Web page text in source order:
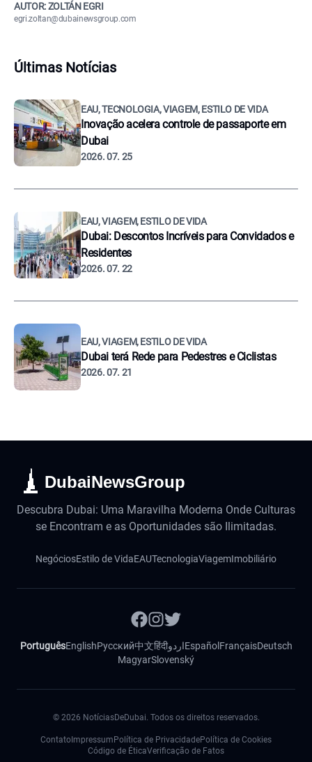
AUTOR: ZOLTÁN EGRI
egri.zoltan@dubainewsgroup.com
Últimas Notícias
EAU, TECNOLOGIA, VIAGEM, ESTILO DE VIDA
Inovação acelera controle de passaporte em
Dubai
2026. 07. 25
EAU, VIAGEM, ESTILO DE VIDA
Dubai: Descontos Incríveis para Convidados e
Residentes
2026. 07. 22
EAU, VIAGEM, ESTILO DE VIDA
Dubai terá Rede para Pedestres e Ciclistas
2026. 07. 21
DubaiNewsGroup
Descubra Dubai: Uma Maravilha Moderna Onde Culturas
se Encontram e as Oportunidades são Ilimitadas.
NegóciosEstilo de VidaEAUTecnologiaViagemImobiliário
PortuguêsEnglishРусский中文हिंदीاردوEspañol FrançaisDeutsch
MagyarSlovenský
© 2026 NotíciasDeDubai. Todos os direitos reservados.
Contato Impressum Política de PrivacidadePolítica de Cookies
Código de ÉticaVerificação de Fatos